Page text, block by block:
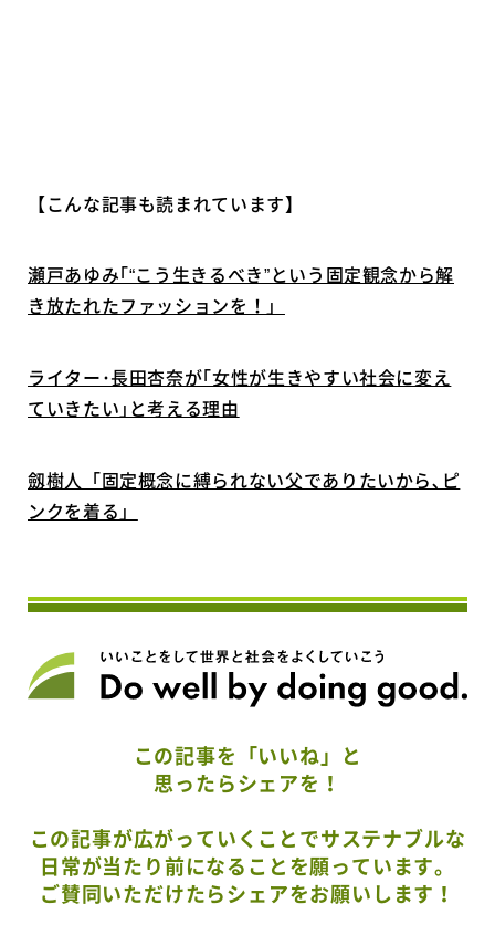
【こんな記事も読まれています】
瀬戸あゆみ｢“こう生きるべき”という固定観念から解
き放たれたファッションを！」
ライター･長田杏奈が｢女性が生きやすい社会に変え
ていきたい｣と考える理由
劔樹人「固定概念に縛られない父でありたいから､ピ
ンクを着る」
この記事を「いいね」と
思ったらシェアを！
この記事が広がっていくことでサステナブルな
日常が当たり前になることを願っています。
ご賛同いただけたらシェアをお願いします！